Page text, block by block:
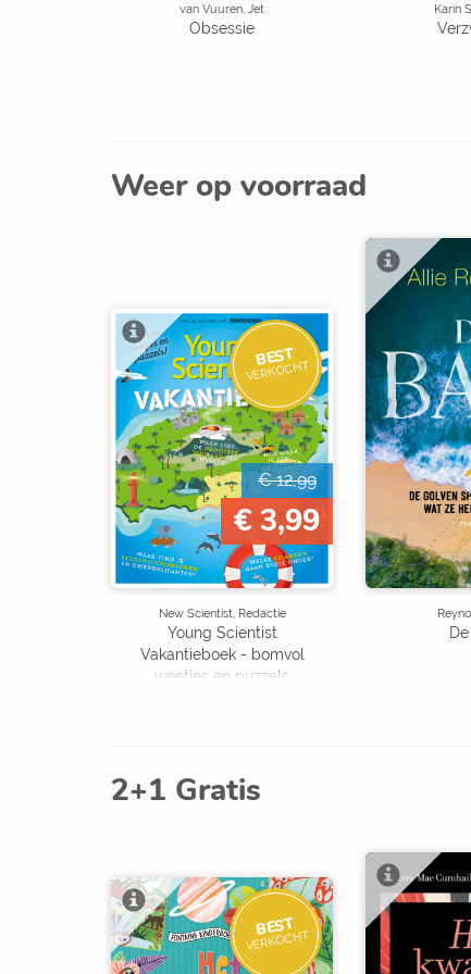
van Vuuren, Jet
Obsessie
Karin
Weer op voorraad
BEST
VERKOCHT
€ 12,99
€ 3,99
New Scientist, Redactie
Young Scientist
Vakantieboek - bomvol
weetjes en puzzels
2+1 Gratis
BEST
VERKOCHT